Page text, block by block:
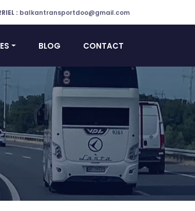
: balkantransportdoo@gmail.com
BLOG CONTACT